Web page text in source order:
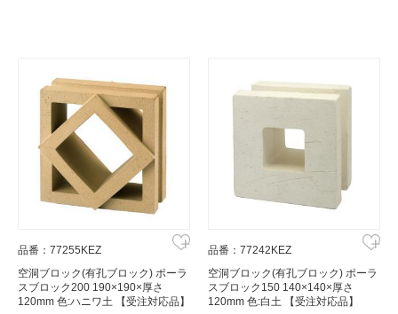
品番：77255KEZ
空洞ブロック(有孔ブロック) ポーラ
スブロック200 190×190×厚さ
120mm 色:ハニワ土 【受注対応品】
品番：77242KEZ
空洞ブロック(有孔ブロック) ポーラ
スブロック150 140×140×厚さ
120mm 色:白土 【受注対応品】